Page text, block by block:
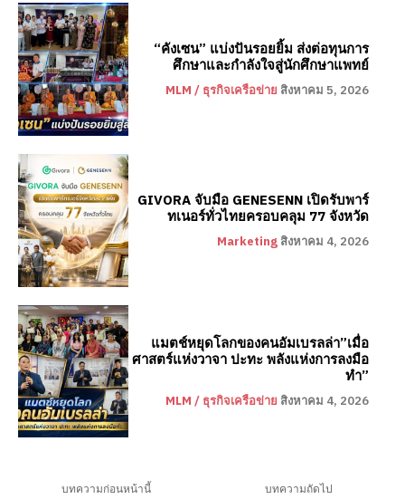
“คังเซน” แบ่งปันรอยยิ้ม ส่งต่อทุนการ
ศึกษาและกำลังใจสู่นักศึกษาแพทย์
MLM / ธุรกิจเครือข่าย สิงหาคม 5, 2026
GIVORA จับมือ GENESENN เปิดรับพาร์
ทเนอร์ทั่วไทยครอบคลุม 77 จังหวัด
Marketing สิงหาคม 4, 2026
แมตช์หยุดโลกของคนอัมเบรลล่า”เมื่อ
ศาสตร์แห่งวาจา ปะทะ พลังแห่งการลงมือ
ทำ”
MLM / ธุรกิจเครือข่าย สิงหาคม 4, 2026
บทความก่อนหน้านี้ บทความถัดไป